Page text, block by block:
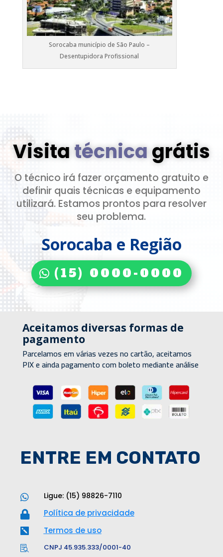
Sorocaba município de São Paulo –
Desentupidora Profissional
Visitatécnicagrátis
O técnico irá fazer orçamento gratuito e
definir quais técnicas e equipamento
utilizará. Estamos prontos para resolver
seu problema.
Sorocaba e Região
(15) 0000-0000
Aceitamos diversas formas de
pagamento
Parcelamos em várias vezes no cartão, aceitamos
PIX e ainda pagamento com boleto mediante análise
ENTRE EM CONTATO
 Ligue: (15) 98826-7110
 Política de privacidade
 Termos de uso
 CNPJ 45.935.333/0001-40